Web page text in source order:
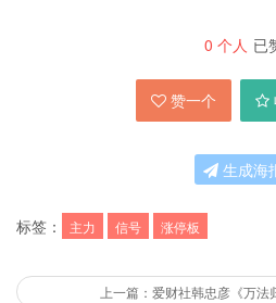
0 个人 已
赞一个
生成海
标签： 主力 信号 涨停板
上一篇：爱财社韩忠彦《万